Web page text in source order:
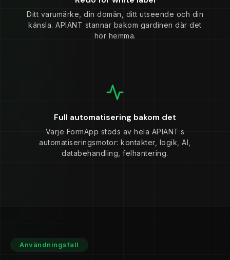
Ditt varumärke, din domän, ditt utseende och din
känsla. APIANT stannar bakom gardinen där det
hör hemma.
Full automatisering bakom det
Varje FormApp stöds av hela APIANT:s
automatiseringsmotor: kontakter, logik, AI,
databehandling, felhantering.
Användningsfall